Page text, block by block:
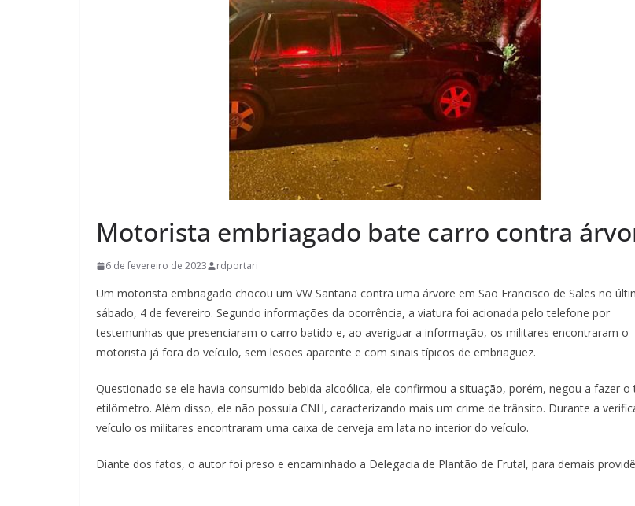
Motorista embriagado bate carro contra
6 de fevereiro de 2023 rdportari
Um motorista embriagado chocou um VW Santana contra uma árvore em São Francisco de Sales no
sábado, 4 de fevereiro. Segundo informações da ocorrência, a viatura foi acionada pelo telefone por
testemunhas que presenciaram o carro batido e, ao averiguar a informação, os militares encontraram o
motorista já fora do veículo, sem lesões aparente e com sinais típicos de embriaguez.
Questionado se ele havia consumido bebida alcoólica, ele confirmou a situação, porém, negou a fazer o
etilômetro. Além disso, ele não possuía CNH, caracterizando mais um crime de trânsito. Durante a
veículo os militares encontraram uma caixa de cerveja em lata no interior do veículo.
Diante dos fatos, o autor foi preso e encaminhado a Delegacia de Plantão de Frutal, para demais